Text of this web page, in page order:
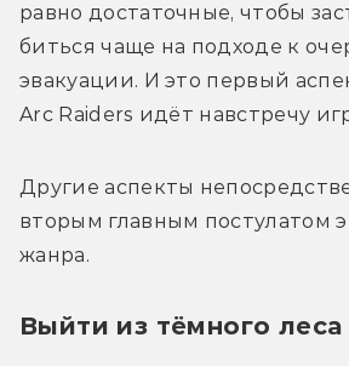
равно достаточные, чтобы
биться чаще на подходе к
эвакуации. И это первый
Arc Raiders идёт навстречу
Другие аспекты
вторым главным постулатом
жанра.
Выйти из тёмного леса